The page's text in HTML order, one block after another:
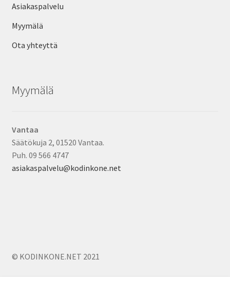
Asiakaspalvelu
Myymälä
Ota yhteyttä
Myymälä
Vantaa
Säätökuja 2, 01520 Vantaa.
Puh. 09 566 4747
asiakaspalvelu@kodinkone.net
© KODINKONE.NET 2021